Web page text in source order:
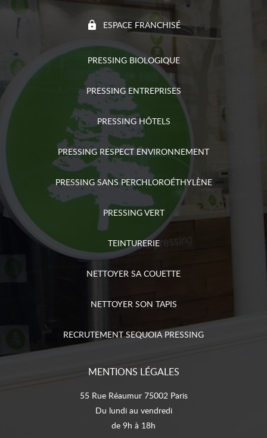
ESPACE FRANCHISÉ
PRESSING BIOLOGIQUE
PRESSING ENTREPRISES
PRESSING HÔTELS
PRESSING RESPECT ENVIRONNEMENT
PRESSING SANS PERCHLOROÉTHYLÈNE
PRESSING VERT
TEINTURERIE
NETTOYER SA COUETTE
NETTOYER SON TAPIS
RECRUTEMENT SEQUOIA PRESSING
MENTIONS LÉGALES
55 Rue Réaumur 75002 Paris
Du lundi au vendredi
de 9h à 18h